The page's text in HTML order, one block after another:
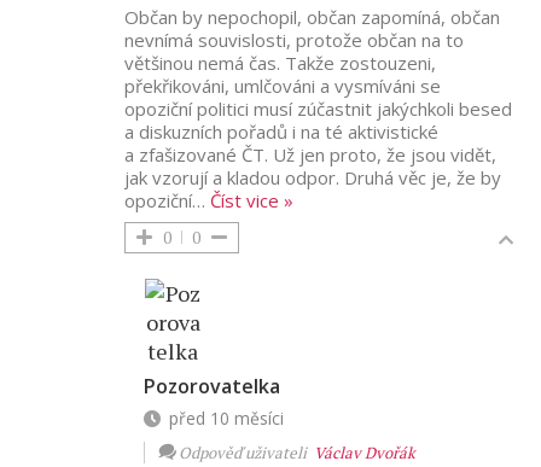
Občan by nepochopil, občan zapomíná, občan
nevnímá souvislosti, protože občan na to
většinou nemá čas. Takže zostouzeni,
překřikováni, umlčováni a vysmíváni se
opoziční politici musí zúčastnit jakýchkoli besed
a diskuzních pořadů i na té aktivistické
a zfašizované ČT. Už jen proto, že jsou vidět,
jak vzorují a kladou odpor. Druhá věc je, že by
opoziční… Číst vice »
0 0
Pozorovatelka
před 10 měsíci
Odpověď uživateli Václav Dvořák